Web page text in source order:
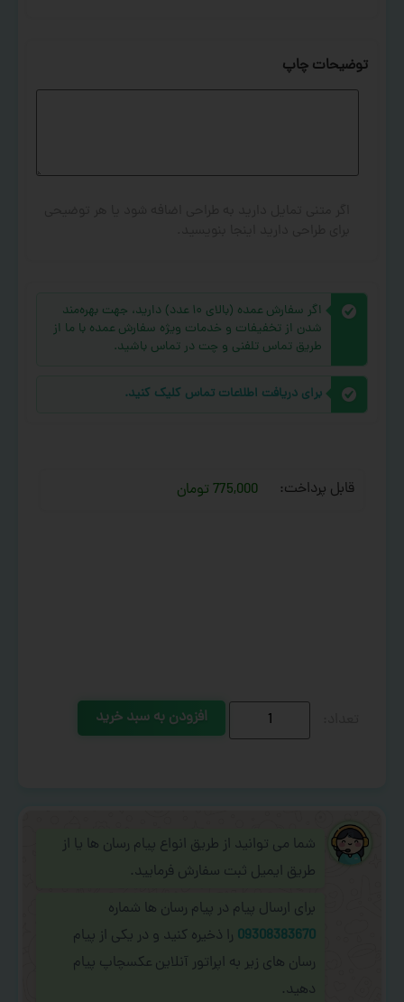
توضیحات چاپ
اگر سفارش عمده (بالای ۱۰ عدد) دارید، جهت بهره‌مند
شدن از تخفیفات و خدمات ویژه سفارش عمده با ما از
طریق تماس تلفنی و چت در تماس باشید.
برای دریافت اطلاعات تماس کلیک کنید.
قابل پرداخت: 775,000 تومان
افزودن به سبد خرید
شما می توانید از طریق انواع پیام رسان ها یا از
طریق ایمیل ثبت سفارش فرمایید.
برای ارسال پیام در پیام رسان ها شماره
09308383670 را ذخیره کنید و در یکی از پیام
رسان های زیر به اپراتور آنلاین عکسچاپ پیام
دهید.